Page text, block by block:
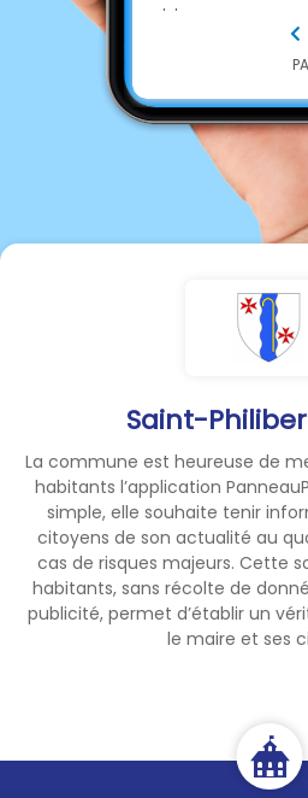
Saint-
La commune est heureuse de
habitants l’application
simple, elle souhaite tenir
citoyens de son actualité au
cas de risques majeurs. Cette
habitants, sans récolte de
publicité, permet d’établir un
le maire et ses
voisinage :
- du lundi au
à 12h00 et de 14h à
- le samedi de 9h
15h à 19h
- le dimanche et